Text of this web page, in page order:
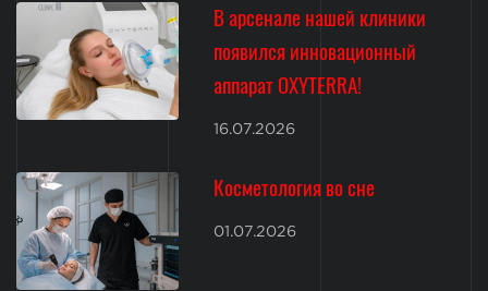
В арсенале нашей клиники
появился инновационный
аппарат OXYTERRA!
16.07.2026
Косметология во сне
01.07.2026